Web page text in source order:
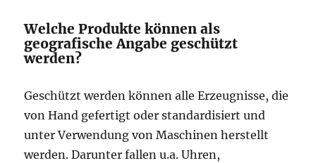
Welche Produkte können als
geografische Angabe geschützt
werden?
Geschützt werden können alle Erzeugnisse, die
von Hand gefertigt oder standardisiert und
unter Verwendung von Maschinen herstellt
werden. Darunter fallen u.a. Uhren,